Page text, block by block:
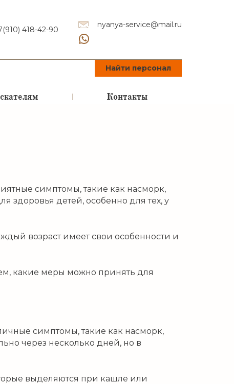
418-42-90
nyanya-service@mail.ru
Найти персонал
Контакты
симптомы, такие как насморк,
здоровья детей, особенно для тех, у
возраст имеет свои особенности и
какие меры можно принять для
симптомы, такие как насморк,
через несколько дней, но в
выделяются при кашле или